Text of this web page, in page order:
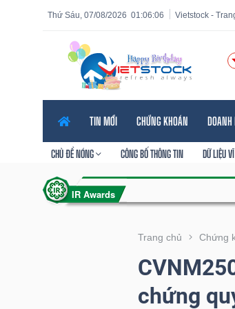
01:06:08
Thứ Sáu, 07/08/2026 Vietstock -
TIN MỚI CHỨNG KHOÁN DOANH
CHỦ ĐỀ NÓNG CÔNG BỐ THÔNG TIN DỮ LIỆU
Trang chủ Chứng
chứng
Tính năng
năng
VIETSTOCK